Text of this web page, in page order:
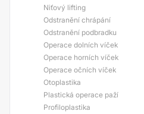
Niťový lifting
Odstranění chrápání
Odstranění podbradku
Operace dolních víček
Operace horních víček
Operace očních víček
Otoplastika
Plastická operace paží
Profiloplastika